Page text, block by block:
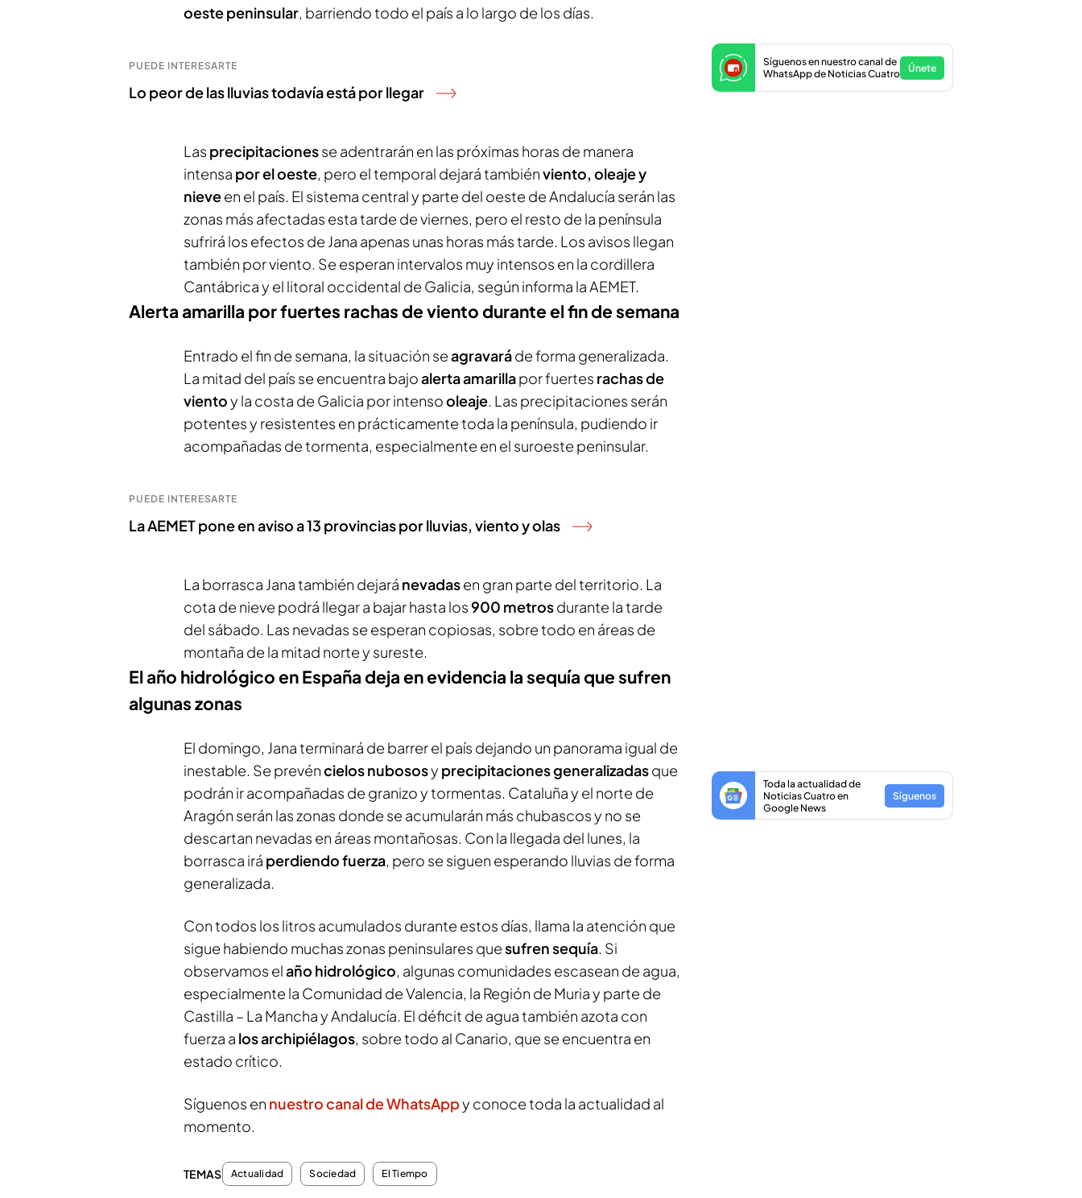
oeste peninsular, barriendo todo el país a lo largo de los días.
PUEDE INTERESARTE
Lo peor de las lluvias todavía está por llegar
Las precipitacionesse adentrarán en las próximas horas de manera
intensa por el oeste, pero el temporal dejará tambiénviento, oleaje y
nieveen el país. El sistema central y parte del oeste de Andalucía serán las
zonas más afectadas esta tarde de viernes, pero el resto de la península
sufrirá los efectos de Jana apenas unas horas más tarde. Los avisos llegan
también por viento. Se esperan intervalos muy intensos en la cordillera
Cantábrica y el litoral occidental de Galicia, según informa la AEMET.
Alerta amarilla por fuertes rachas de viento durante el fin de semana
Entrado el fin de semana, la situación seagravaráde forma generalizada.
La mitad del país se encuentra bajoalerta amarillapor fuertes rachas de
vientoy la costa de Galicia por intensooleaje. Las precipitaciones serán
potentes y resistentes en prácticamente toda la península, pudiendo ir
acompañadas de tormenta, especialmente en el suroeste peninsular.
PUEDE INTERESARTE
La AEMET pone en aviso a 13 provincias por lluvias, viento y olas
La borrasca Jana también dejará nevadasen gran parte del territorio. La
cota de nieve podrá llegar a bajar hasta los900 metrosdurante la tarde
del sábado. Las nevadas se esperan copiosas, sobre todo en áreas de
montaña de la mitad norte y sureste.
Síguenos en nuestro canal de
WhatsApp de Noticias Cuatro
Únete
El año hidrológico en España deja en evidencia la sequía que sufren
algunas zonas
El domingo, Jana terminará de barrer el país dejando un panorama igual de
inestable. Se prevéncielos nubososy precipitaciones generalizadasque
podrán ir acompañadas de granizo y tormentas. Cataluña y el norte de
Aragón serán las zonas donde se acumularán más chubascos y no se
descartan nevadas en áreas montañosas. Con la llegada del lunes, la
borrasca irá perdiendo fuerza, pero se siguen esperando lluvias de forma
generalizada.
Toda la actualidad de
Noticias Cuatro en
Google News
Síguenos
Con todos los litros acumulados durante estos días, llama la atención que
sigue habiendo muchas zonas peninsulares quesufren sequía. Si
observamos elaño hidrológico, algunas comunidades escasean de agua,
especialmente la Comunidad de Valencia, la Región de Muria y parte de
Castilla – La Mancha y Andalucía. El déficit de agua también azota con
fuerza a los archipiélagos, sobre todo al Canario, que se encuentra en
estado crítico.
Síguenos en nuestro canal de WhatsAppy conoce toda la actualidad al
momento.
TEMAS Actualidad Sociedad El Tiempo